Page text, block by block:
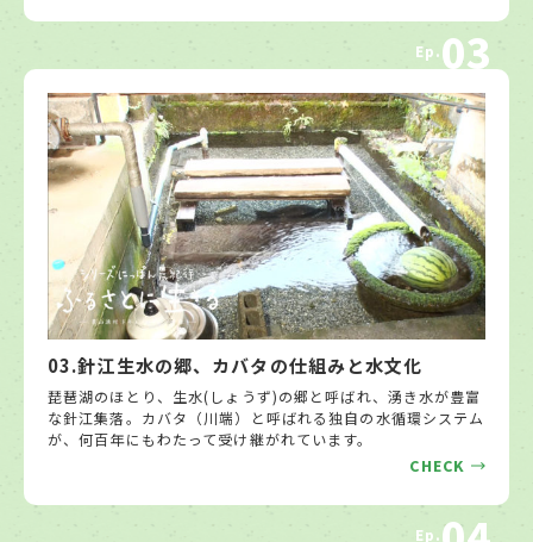
Ep.03
03.針江生水の郷、カバタの仕組みと水文化
琵琶湖のほとり、生水(しょうず)の郷と呼ばれ、湧き水が豊富
な針江集落。カバタ（川端）と呼ばれる独自の水循環システム
が、何百年にもわたって受け継がれています。
CHECK
Ep.